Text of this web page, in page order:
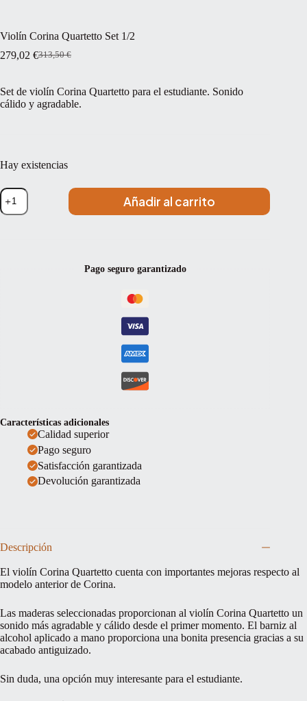
Violín Corina Quartetto Set 1/2
313,50€
El
original
era:
313,50 €.
279,02 €El
actual
es:
279,02 €.
Set de violín Corina Quartetto para el estudiante. Sonido
cálido y agradable.
Hay existencias
Violín
Corina
Quartetto
Añadir al carrito
Pago seguro garantizado
Características adicionales
Calidad superior
Pago seguro
Satisfacción garantizada
Devolución garantizada
Descripción
El violín Corina Quartetto cuenta con importantes mejoras respecto al
modelo anterior de Corina.
Las maderas seleccionadas proporcionan al violín Corina Quartetto un
sonido más agradable y cálido desde el primer momento. El barniz al
alcohol aplicado a mano proporciona una bonita presencia gracias a su
acabado antiguizado.
Sin duda, una opción muy interesante para el estudiante.